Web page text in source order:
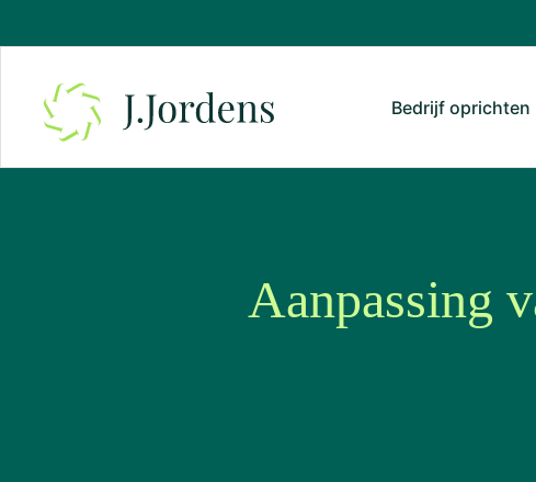
Bedrijf oprichten
Aanpassing